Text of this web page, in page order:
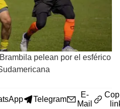
pelean por el esférico
Telegram
E-
Mail